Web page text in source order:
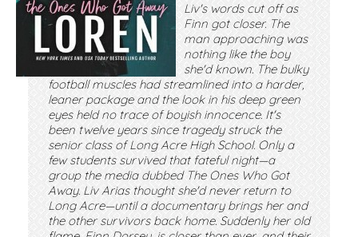
Liv's words cut off as
Finn got closer. The
man approaching was
nothing like the boy
she'd known. The bulky
football muscles had streamlined into a harder,
leaner package and the look in his deep green
eyes held no trace of boyish innocence. It's
been twelve years since tragedy struck the
senior class of Long Acre High School. Only a
few students survived that fateful night—a
group the media dubbed The Ones Who Got
Away. Liv Arias thought she'd never return to
Long Acre—until a documentary brings her and
the other survivors back home. Suddenly her old